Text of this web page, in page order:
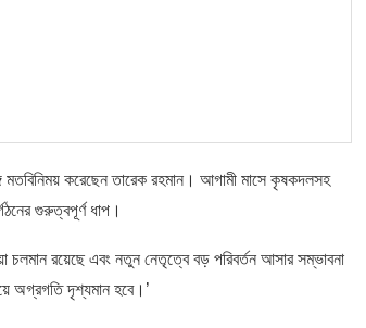
মতবিনিময় করেছেন তারেক রহমান। আগামী মাসে কৃষকদলসহ
গুরুত্বপূর্ণ ধাপ।
চলমান রয়েছে এবং নতুন নেতৃত্বে বড় পরিবর্তন আসার সম্ভাবনা
অগ্রগতি দৃশ্যমান হবে।’